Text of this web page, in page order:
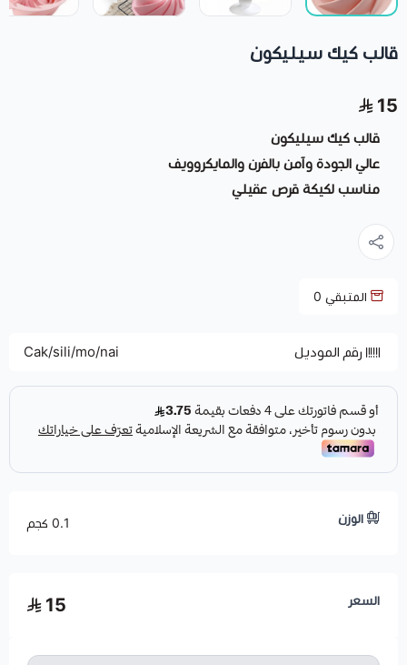
قالب كيك سيليكون
15
قالب كيك سيليكون
عالي الجودة وآمن بالفرن والمايكروويف
مناسب لكيكة قرص عقيلي
المتبقي 0
رقم الموديل Cak/sili/mo/nai
الوزن 0.1 كجم
السعر 15